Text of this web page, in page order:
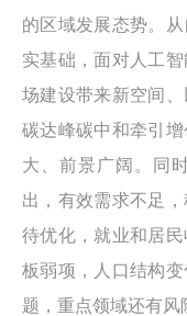
的区域发展态势。
实基础，面对人工
场建设带来新空间、
碳达峰碳中和牵引
大、前景广阔。同
出，有效需求不足
待优化，就业和居
板弱项，人口结构
题，重点领域还有风